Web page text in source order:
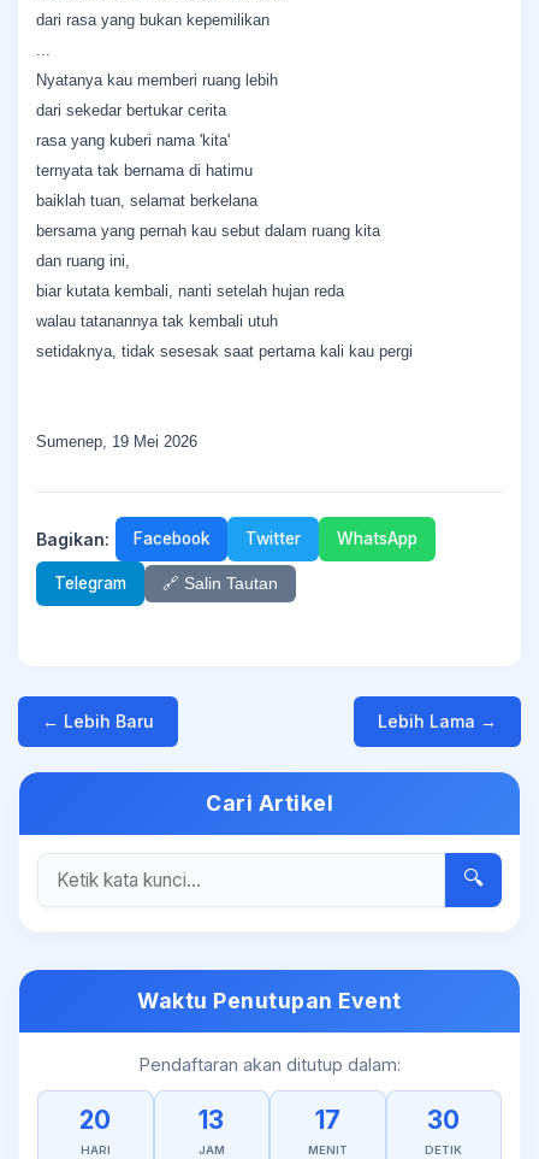
dari rasa yang bukan kepemilikan
...
Nyatanya kau memberi ruang lebih
dari sekedar bertukar cerita
rasa yang kuberi nama 'kita'
ternyata tak bernama di hatimu
baiklah tuan, selamat berkelana
bersama yang pernah kau sebut dalam ruang kita
dan ruang ini,
biar kutata kembali, nanti setelah hujan reda
walau tatanannya tak kembali utuh
setidaknya, tidak sesesak saat pertama kali kau pergi
Sumenep, 19 Mei 2026
Bagikan: Facebook Twitter WhatsApp
Telegram 🔗 Salin Tautan
← Lebih Baru Lebih Lama →
Cari Artikel
🔍
Waktu Penutupan Event
Pendaftaran akan ditutup dalam:
20
HARI
13
JAM
17
MENIT
30
DETIK